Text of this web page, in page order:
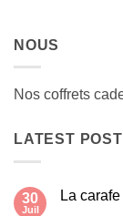
NOUS
Nos coffrets
LATEST
30
Juil
La